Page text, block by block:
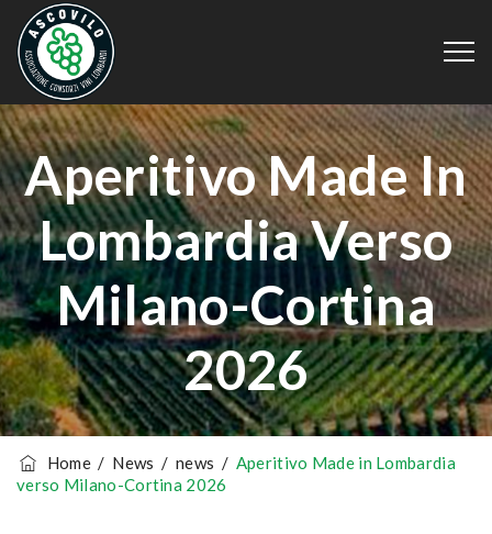
Aperitivo Made In
Lombardia Verso
Milano-Cortina
2026
Home/ News /news / Aperitivo Made in Lombardia
verso Milano-Cortina 2026